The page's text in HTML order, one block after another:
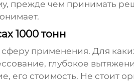
прежде чем принимать
1000 тонн
применения. Для
глубокое
его стоимость. Не стоит